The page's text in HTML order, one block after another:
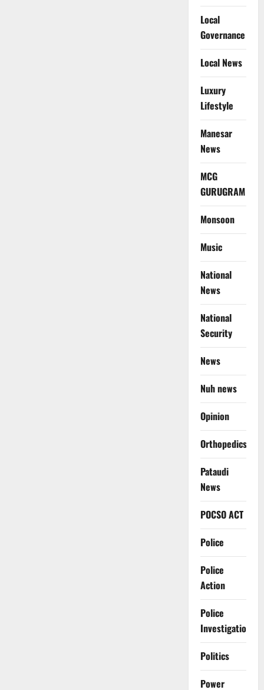
Local
Governance
Local News
Luxury
Lifestyle
Manesar
News
MCG
GURUGRAM
Monsoon
Music
National
News
National
Security
News
Nuh news
Opinion
Orthopedics
Pataudi
News
POCSO ACT
Police
Police
Action
Police
Investigation
Politics
Power